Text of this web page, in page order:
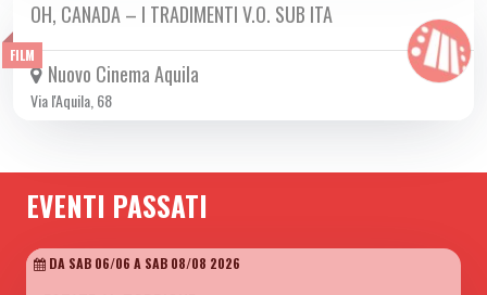
FILM
DA GIO 16/01 A MER 29/01 2025
OH, CANADA – I TRADIMENTI V.O. SUB ITA
Nuovo Cinema Aquila
Via l'Aquila, 68
EVENTI PASSATI
DA SAB 06/06 A SAB 08/08 2026